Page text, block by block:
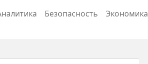
Безопасность Экономика